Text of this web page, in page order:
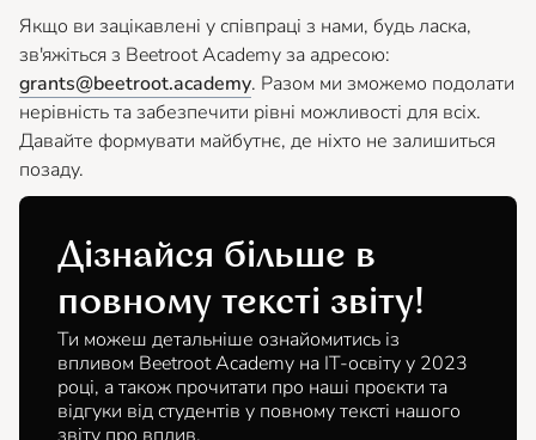
Якщо ви зацікавлені у співпраці з нами, будь ласка,
зв'яжіться з Beetroot Academy за адресою:
grants@beetroot.academy. Разом ми зможемо подолати
нерівність та забезпечити рівні можливості для всіх.
Давайте формувати майбутнє, де ніхто не залишиться
позаду.
Дізнайся більше в
повному тексті звіту!
Ти можеш детальніше ознайомитись із
впливом Beetroot Academy на ІТ-освіту у 2023
році, а також прочитати про наші проєкти та
відгуки від студентів у повному тексті нашого